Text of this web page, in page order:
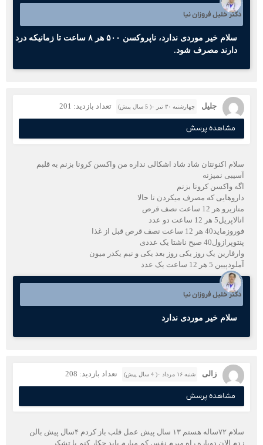
دکتر خلیل فروزان نیا
سلام خیر موردی ندارد، ناپروکسن ۵۰۰ هر ۸ ساعت تا زمانیکه درد
دارند مصرف شود.
جلیل چهارشنبه ۳۰ تیر ۰( 5 سال پیش) تعداد بازدید: 201
مشاهده پرسش
سلام اکنونتان شاد شاد اشکالی نداره من واکسن کرونا بزنم به قلبم
آسیبی نمیزنه
اگه واکسن کرونا بزنم
داروهایی که مصرف میکردن تا حالا
متازیرو هر 12 ساعت نصف قرص
انالاپریل5 هر 12 ساعت دو عدد
فوروزماید40 هر 12 ساعت نصف قرص قبل از غذا
پنتوپرازول40 صبح ناشتا یک عددی
وارفارین یک روز یکی روز بعد یکی و نیم یکدر میون
آملودپیین 5 هر 12 ساعت یک عدد
دکتر خلیل فروزان نیا
سلام خیر موردی ندارد
زالی شنبه ۱۶ مرداد ۰( 4 سال پیش) تعداد بازدید: 208
مشاهده پرسش
سلام ۷۲ساله هستم ۱۳ سال پیش عمل قلب باز کردم ۴سال پیش بالن
زدم الان دوباره راه میرم نفس کم میارم باید چکار کنم با تشکر